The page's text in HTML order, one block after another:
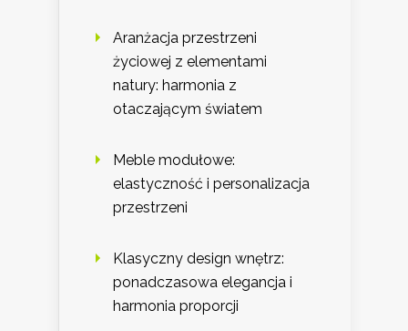
Aranżacja przestrzeni
życiowej z elementami
natury: harmonia z
otaczającym światem
Meble modułowe:
elastyczność i personalizacja
przestrzeni
Klasyczny design wnętrz:
ponadczasowa elegancja i
harmonia proporcji